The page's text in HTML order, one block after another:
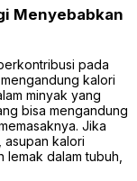
Menyebabkan
pada
kalori
minyak yang
bisa mengandung
Jika
asupan kalori
dalam tubuh,